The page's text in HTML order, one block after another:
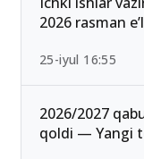
13-iyun 00:02
Ichki ishlar
2026 rasman
25-iyul 16:55